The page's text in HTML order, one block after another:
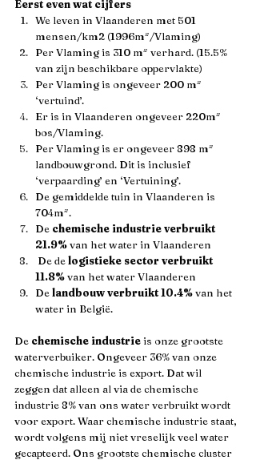
Eerst even wat cijfers
We leven in Vlaanderen met 501
mensen/km2 (1996m²/Vlaming)
Per Vlaming is 310 m² verhard. (15.5%
van zijn beschikbare oppervlakte)
Per Vlaming is ongeveer 200 m²
‘vertuind’.
Er is in Vlaanderen ongeveer 220m²
bos/Vlaming.
Per Vlaming is er ongeveer 898 m²
landbouwgrond. Dit is inclusief
‘verpaarding’ en ‘Vertuining’.
De gemiddelde tuin in Vlaanderen is
704m².
De chemische industrie verbruikt
21.9% van het water in Vlaanderen
De de logistieke sector verbruikt
11.8% van het water Vlaanderen
De landbouw verbruikt 10.4% van het
water in België.
De chemische industrie is onze grootste
waterverbuiker. Ongeveer 36% van onze
chemische industrie is export. Dat wil
zeggen dat alleen al via de chemische
industrie 8% van ons water verbruikt wordt
voor export. Waar chemische industrie staat,
wordt volgens mij niet vreselijk veel water
gecapteerd. Ons grootste chemische cluster